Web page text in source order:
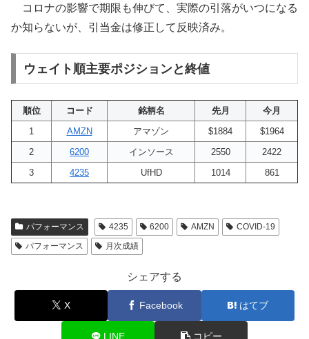
コロナの影響で期限も伸びて、実際の引落がいつになる
か知らないが、引当金は修正して反映済み。
ウェイト順主要ポジションと終値
順位 コード 銘柄名 先月
今月
1
AMZN アマゾン $1884
$1964
2
6200 インソース 2550
2422
3
4235 UfHD 1014 861
パフォーマンス 4235 6200 AMZN
COVID-19
パフォーマンス
月次成績
シェアする
X Facebook はてブ
LINE コピー